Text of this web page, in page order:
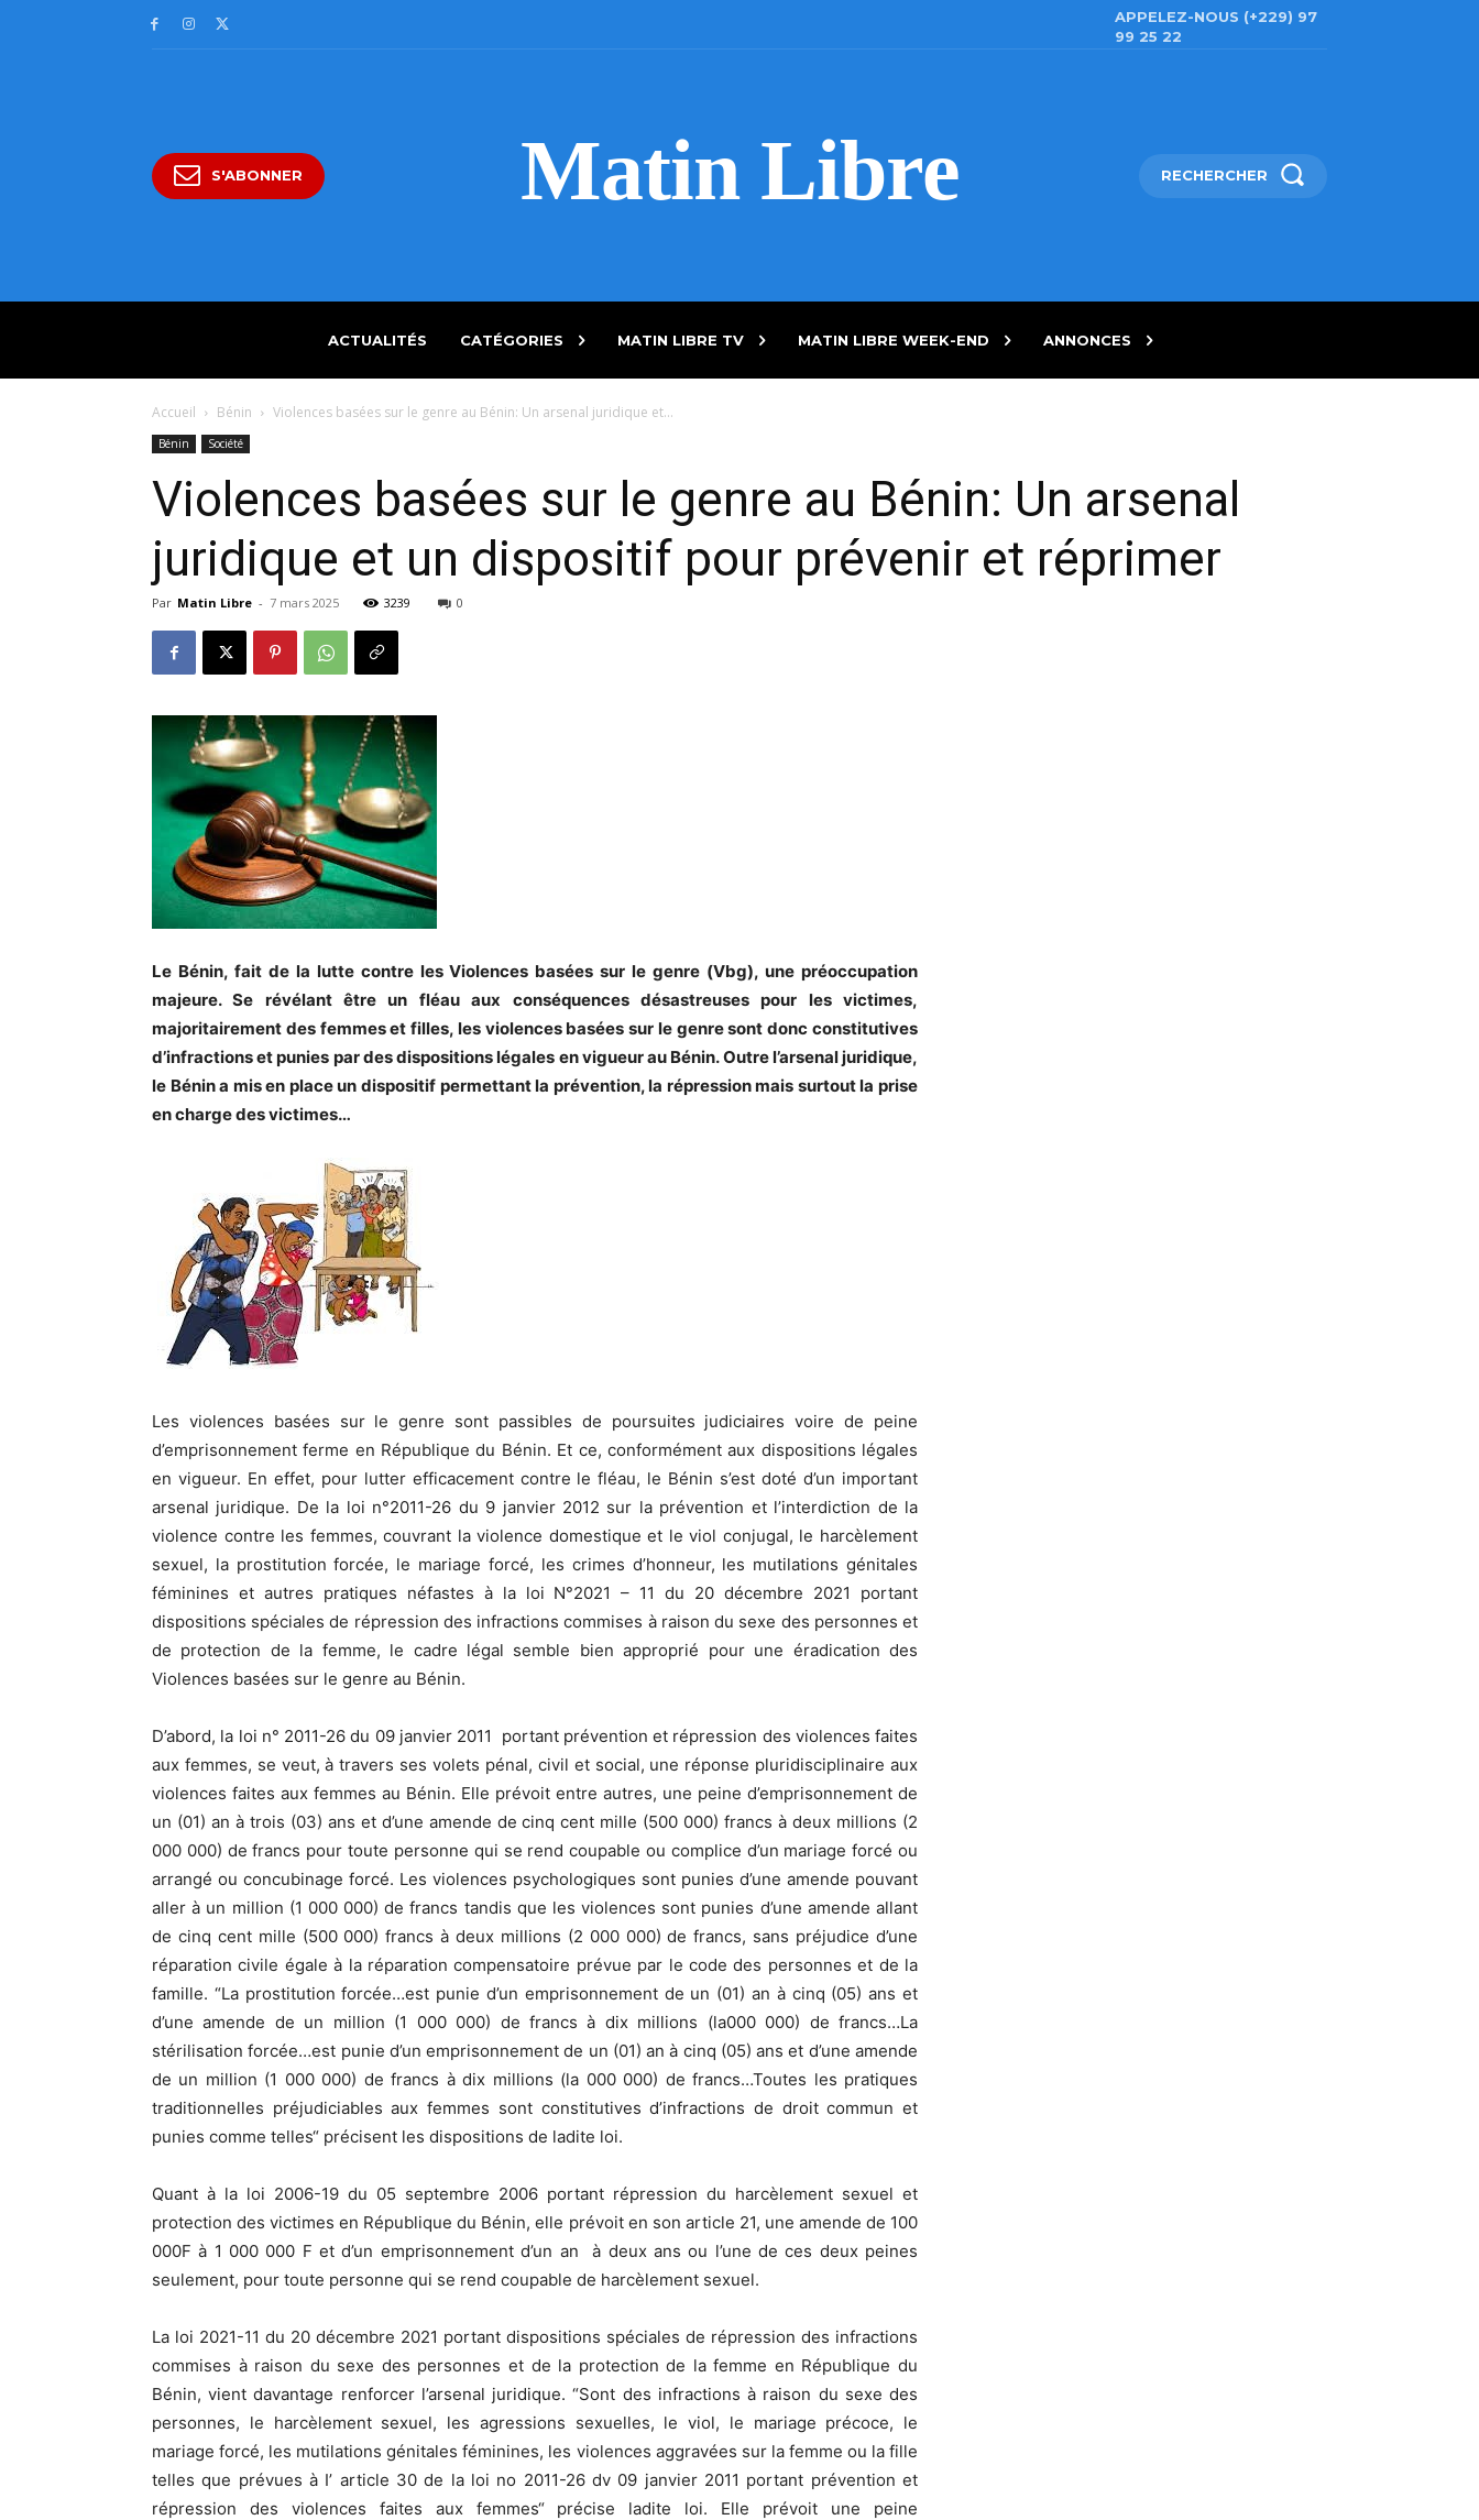
APPELEZ-NOUS (+229) 97
99 25 22
S'ABONNER Matin Libre RECHERCHER
ACTUALITÉS CATÉGORIES MATIN LIBRE TV MATIN LIBRE WEEK-END ANNONCES
Accueil Bénin Violences basées sur le genre au Bénin: Un arsenal juridique et...
Bénin Société
Violences basées sur le genre au Bénin: Un arsenal
juridique et un dispositif pour prévenir et réprimer
Par Matin Libre - 7 mars 2025 3239 0
Le Bénin, fait de la lutte contre les Violences basées sur le genre (Vbg), une préoccupation
majeure. Se révélant être un fléau aux conséquences désastreuses pour les victimes,
majoritairement des femmes et filles, les violences basées sur le genre sont donc constitutives
d’infractions et punies par des dispositions légales en vigueur au Bénin. Outre l’arsenal juridique,
le Bénin a mis en place un dispositif permettant la prévention, la répression mais surtout la prise
en charge des victimes…
Les violences basées sur le genre sont passibles de poursuites judiciaires voire de peine
d’emprisonnement ferme en République du Bénin. Et ce, conformément aux dispositions légales
en vigueur. En effet, pour lutter efficacement contre le fléau, le Bénin s’est doté d’un important
arsenal juridique. De la loi n°2011-26 du 9 janvier 2012 sur la prévention et l’interdiction de la
violence contre les femmes, couvrant la violence domestique et le viol conjugal, le harcèlement
sexuel, la prostitution forcée, le mariage forcé, les crimes d’honneur, les mutilations génitales
féminines et autres pratiques néfastes à la loi N°2021 – 11 du 20 décembre 2021 portant
dispositions spéciales de répression des infractions commises à raison du sexe des personnes et
de protection de la femme, le cadre légal semble bien approprié pour une éradication des
Violences basées sur le genre au Bénin.
D’abord, la loi n° 2011-26 du 09 janvier 2011 portant prévention et répression des violences faites
aux femmes, se veut, à travers ses volets pénal, civil et social, une réponse pluridisciplinaire aux
violences faites aux femmes au Bénin. Elle prévoit entre autres, une peine d’emprisonnement de
un (01) an à trois (03) ans et d’une amende de cinq cent mille (500 000) francs à deux millions (2
000 000) de francs pour toute personne qui se rend coupable ou complice d’un mariage forcé ou
arrangé ou concubinage forcé. Les violences psychologiques sont punies d’une amende pouvant
aller à un million (1 000 000) de francs tandis que les violences sont punies d’une amende allant
de cinq cent mille (500 000) francs à deux millions (2 000 000) de francs, sans préjudice d’une
réparation civile égale à la réparation compensatoire prévue par le code des personnes et de la
famille. “La prostitution forcée…est punie d’un emprisonnement de un (01) an à cinq (05) ans et
d’une amende de un million (1 000 000) de francs à dix millions (la000 000) de francs…La
stérilisation forcée…est punie d’un emprisonnement de un (01) an à cinq (05) ans et d’une amende
de un million (1 000 000) de francs à dix millions (la 000 000) de francs…Toutes les pratiques
traditionnelles préjudiciables aux femmes sont constitutives d’infractions de droit commun et
punies comme telles“ précisent les dispositions de ladite loi.
Quant à la loi 2006-19 du 05 septembre 2006 portant répression du harcèlement sexuel et
protection des victimes en République du Bénin, elle prévoit en son article 21, une amende de 100
000F à 1 000 000 F et d’un emprisonnement d’un an à deux ans ou l’une de ces deux peines
seulement, pour toute personne qui se rend coupable de harcèlement sexuel.
La loi 2021-11 du 20 décembre 2021 portant dispositions spéciales de répression des infractions
commises à raison du sexe des personnes et de la protection de la femme en République du
Bénin, vient davantage renforcer l’arsenal juridique. “Sont des infractions à raison du sexe des
personnes, le harcèlement sexuel, les agressions sexuelles, le viol, le mariage précoce, le
mariage forcé, les mutilations génitales féminines, les violences aggravées sur la femme ou la fille
telles que prévues à I’ article 30 de la loi no 2011-26 dv 09 janvier 2011 portant prévention et
répression des violences faites aux femmes“ précise ladite loi. Elle prévoit une peine